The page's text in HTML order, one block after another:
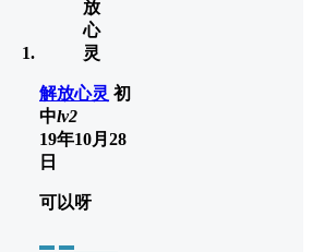
解放心灵 初
中lv2
19年10月28
日
可以呀